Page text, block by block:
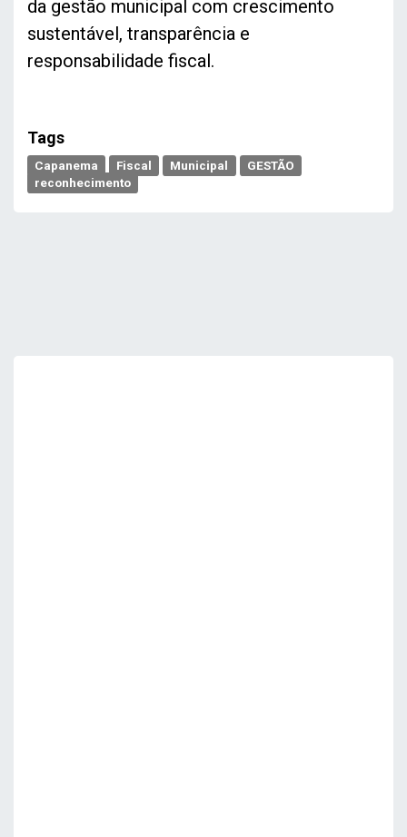
da gestão municipal com crescimento
sustentável, transparência e
responsabilidade fiscal.
Tags
Capanema Fiscal Municipal
GESTÃO
reconhecimento